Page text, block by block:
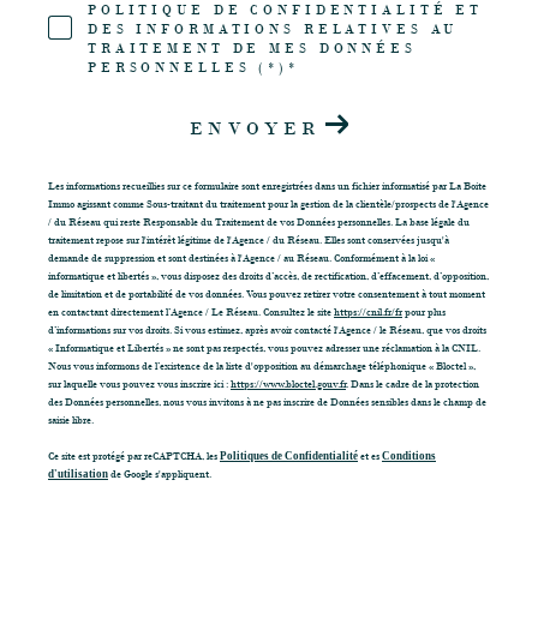
POLITIQUE DE CONFIDENTIALITÉ ET
DES INFORMATIONS RELATIVES AU
TRAITEMENT DE MES DONNÉES
PERSONNELLES (*)*
ENVOYER
Les informations recueillies sur ce formulaire sont enregistrées dans un fichier informatisé par La Boite
Immo agissant comme Sous-traitant du traitement pour la gestion de la clientèle/prospects de l'Agence
/ du Réseau qui reste Responsable du Traitement de vos Données personnelles. La base légale du
traitement repose sur l'intérêt légitime de l'Agence / du Réseau. Elles sont conservées jusqu'à
demande de suppression et sont destinées à l'Agence / au Réseau. Conformément à la loi «
informatique et libertés », vous disposez des droits d’accès, de rectification, d’effacement, d’opposition,
de limitation et de portabilité de vos données. Vous pouvez retirer votre consentement à tout moment
en contactant directement l’Agence / Le Réseau. Consultez le sitehttps://cnil.fr/frpour plus
d’informations sur vos droits. Si vous estimez, après avoir contacté l'Agence / le Réseau, que vos droits
« Informatique et Libertés » ne sont pas respectés, vous pouvez adresser une réclamation à la CNIL.
Nous vous informons de l’existence de la liste d'opposition au démarchage téléphonique « Bloctel »,
sur laquelle vous pouvez vous inscrire ici :https://www.bloctel.gouv.fr. Dans le cadre de la protection
des Données personnelles, nous vous invitons à ne pas inscrire de Données sensibles dans le champ de
saisie libre.
Ce site est protégé par reCAPTCHA, les Politiques de Confidentialité et es Conditions
d'utilisation de Google s'appliquent.